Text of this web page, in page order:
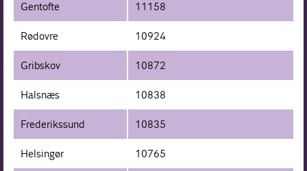
Gentofte 11158
Rødovre 10924
Gribskov 10872
Halsnæs 10838
Frederikssund 10835
Helsingør 10765